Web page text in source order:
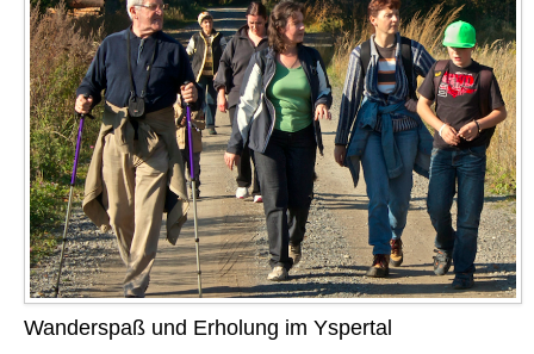
Wanderspaß und Erholung im Yspertal